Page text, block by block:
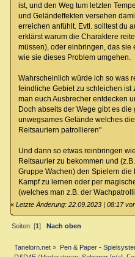
ist, und den Weg tum letzten
und Geländeffekten versehen
erreichen anfühlt. Evtl. solltest du
erklärst warum die Charaktere
müssen), oder einbringen, das sie
wie sie dieses Problem umgehen.
Wahrscheinlich würde ich so was
feindliche Gebiet zu schleichen
man euch Ausbrecher entdecken
Doch abseits der Wege gibt es
unwegsames Gelände welches
Reitsauriern patrollieren"
Und dann so etwas reinbringen
Reitsaurier zu bekommen und
Gruppe Wachen) den Spielern
Kampf zu lernen oder per
(welches man z.B. der
«Letzte Änderung: 22.09.2023 | 08:17
Seiten: [1]Nach oben
Tanelorn.net » Pen & Paper -